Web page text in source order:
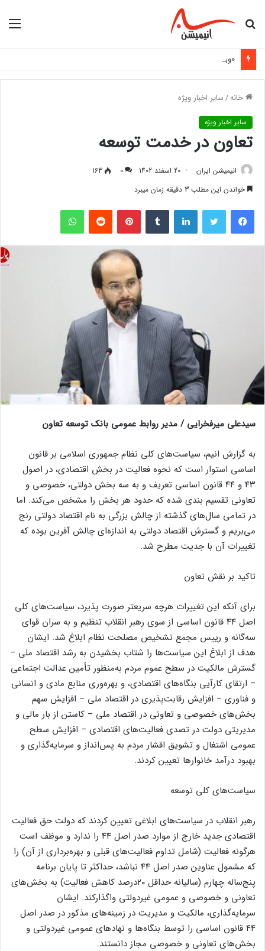
جستجو
خانه/سایر اخبار ویژه
سایر اخبار ویژه
تعاون در خدمت توسعه
انیمیشن ایران 20 اسفند 1402 0
163
خواندن این مطلب 3 دقیقه زمان میبرد
فیس بوک لینکدین ‫پین‌ترست ‫رددیت
سیدعلی میرفخرایی / مدیر روابط عمومی بانک توسعه تعاون
به گزارش انیم، سیاست‌های کلی نظام جمهوری اسلامی بر قانون
اساسی استوار است که نحوه فعالیت در بخش اقتصادی، در اصول
۴۳ و ۴۴ قانون اساسی تعریف و به سه بخش دولتی، خصوصی و
تعاونی تقسیم بندی شده که حدود هر بخش را مشخص می‌کند. اما
در تمامی سال‌های گذشته از چالش بزرگی به نام اقتصاد دولتی رنج
می‌بریم و گسترش اقتصاد دولتی به اندازه‌ای چالش آفرین بوده که
تغییرات آن با جدیت مطرح شد.
تاکید بر نقش تعاون
برای آنکه این تغییرات هرچه سریعتر صورت پذیرد، سیاست‌های کلی
اصل ۴۴ قانون اساسی از سوی رهبر انقلاب تنظیم و به سران قوای
سه‌گانه و رییس مجمع تشخیص مصلحت نظام ابلاغ شد. ایشان
هدف از ابلاغ این سیاست‌ها را شتاب بخشیدن به رشد اقتصاد ملی –
گسترش مالکیت در سطح عموم مردم به‌منظور تأمین عدالت اجتماعی
– ارتقای کارآیی بنگاه‌های اقتصادی، و بهره‌وری منابع مادی و انسانی
و فناوری – افزایش رقابت‌پذیری در اقتصاد ملی – افزایش سهم
بخش‌های خصوصی و تعاونی در اقتصاد ملی – کاستن از بار مالی و
مدیریتی دولت در تصدی فعالیت‌های اقتصادی – افزایش سطح
عمومی اشتغال و تشویق اقشار مردم به پس‌انداز و سرمایه‌گذاری و
بهبود درآمد خانوار‌ها تعیین کردند.
سیاست‌های کلی توسعه
رهبر انقلاب در سیاست‌های ابلاغی تعیین کردند که دولت حق فعالیت
اقتصادی جدید خارج از موارد صدر اصل ۴۴ را ندارد و موظف است
هرگونه فعالیت (شامل تداوم فعالیت‌های قبلی و بهره‌برداری از آن) را
که مشمول عناوین صدر اصل ۴۴ نباشد، حداکثر تا پایان برنامه
پنج‌ساله چهارم (سالیانه حداقل ۲۰درصد کاهش فعالیت) به بخش‌های
تعاونی و خصوصی و عمومی غیردولتی واگذارکند. ایشان
سرمایه‌گذاری، مالکیت و مدیریت در زمینه‌های مذکور در صدر اصل
۴۴ قانون اساسی را توسط بنگاه‌ها و نهاد‌های عمومی غیردولتی و
بخش‌های تعاونی و خصوصی مجاز دانستند.